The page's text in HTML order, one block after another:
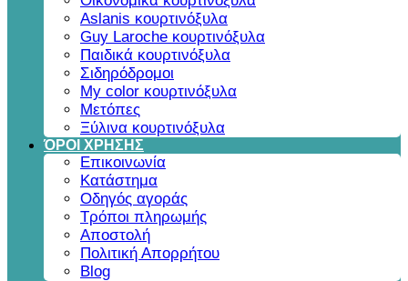
Aslanis κουρτινόξυλα
Guy Laroche κουρτινόξυλα
Παιδικά κουρτινόξυλα
Σιδηρόδρομοι
My color κουρτινόξυλα
Μετόπες
Ξύλινα κουρτινόξυλα
ΌΡΟΙ ΧΡΗΣΗΣ
Επικοινωνία
Κατάστημα
Οδηγός αγοράς
Τρόποι πληρωμής
Αποστολή
Πολιτική Απορρήτου
Blog